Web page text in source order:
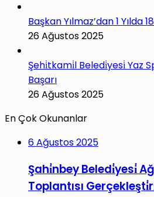
Başkan Yılmaz’dan 1 Yılda
26 Ağustos 2025
Şehi̇tkami̇l Beledi̇yesi̇ Yaz
Başarı
26 Ağustos 2025
En Çok Okunanlar
6 Ağustos 2025
Şahi̇nbey Beledi̇yesi̇
Toplantısı